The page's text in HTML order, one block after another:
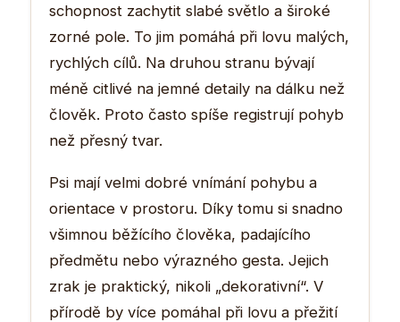
schopnost zachytit slabé světlo a široké
zorné pole. To jim pomáhá při lovu malých,
rychlých cílů. Na druhou stranu bývají
méně citlivé na jemné detaily na dálku než
člověk. Proto často spíše registrují pohyb
než přesný tvar.
Psi mají velmi dobré vnímání pohybu a
orientace v prostoru. Díky tomu si snadno
všimnou běžícího člověka, padajícího
předmětu nebo výrazného gesta. Jejich
zrak je praktický, nikoli „dekorativní“. V
přírodě by více pomáhal při lovu a přežití